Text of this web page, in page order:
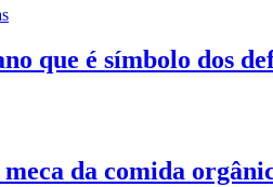
que é símbolo dos
da comida